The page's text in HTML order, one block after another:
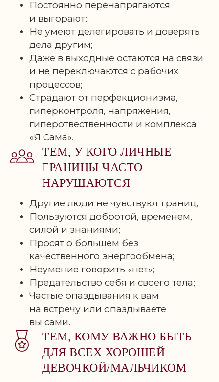
Постоянно перенапрягаются
и выгорают;
Не умеют делегировать и доверять
дела другим;
Даже в выходные остаются на связи
и не переключаются с рабочих
процессов;
Страдают от перфекционизма,
гиперконтроля, напряжения,
гиперотвественности и комплекса
«Я Сама».
ТЕМ, У КОГО ЛИЧНЫЕ
ГРАНИЦЫ ЧАСТО
НАРУШАЮТСЯ
Другие люди не чувствуют границ;
Пользуются добротой, временем,
силой и знаниями;
Просят о большем без
качественного энергообмена;
Неумение говорить «нет»;
Предательство себя и своего тела;
Частые опаздывания к вам
на встречу или опаздываете
вы сами.
ТЕМ, КОМУ ВАЖНО БЫТЬ
ДЛЯ ВСЕХ ХОРОШЕЙ
ДЕВОЧКОЙ/МАЛЬЧИКОМ